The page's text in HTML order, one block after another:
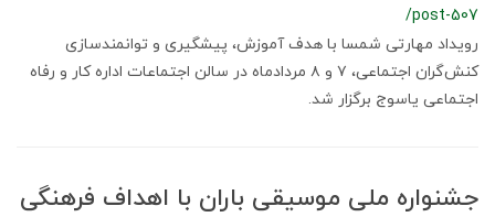
/post-507
رویداد مهارتی شمسا با هدف آموزش، پیشگیری و توانمندسازی
کنش‌گران اجتماعی، ۷ و ۸ مردادماه در سالن اجتماعات اداره کار و رفاه
اجتماعی یاسوج برگزار شد.
جشنواره ملی موسیقی باران با اهداف فرهنگی